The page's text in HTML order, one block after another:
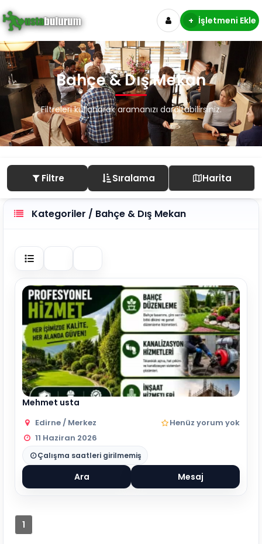
+ İşletmeni Ekle
Bahçe & Dış Mekan
Filtreleri kullanarak aramanızı daraltabilirsiniz.
Filtre Sıralama Harita
Kategoriler / Bahçe & Dış Mekan
Mehmet usta
Edirne / Merkez
Henüz yorum yok
11 Haziran 2026
Çalışma saatleri girilmemiş
Ara Mesaj
1